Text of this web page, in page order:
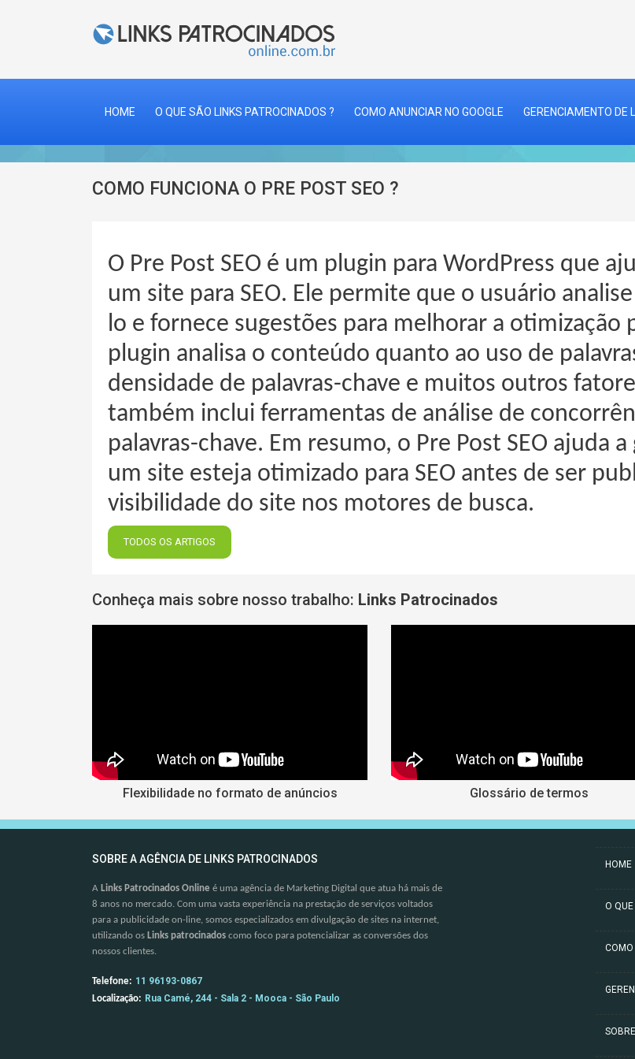
HOME O QUE SÃO LINKS PATROCINADOS ? COMO ANUNCIAR NO GOOGLE GERENCIAMENTO DE
COMO FUNCIONA O PRE POST SEO ?
O Pre Post SEO é um plugin para WordPress que
um site para SEO. Ele permite que o usuário
lo e fornece sugestões para melhorar a otimização
plugin analisa o conteúdo quanto ao uso de
densidade de palavras-chave e muitos outros
também inclui ferramentas de análise de
palavras-chave. Em resumo, o Pre Post SEO ajuda
um site esteja otimizado para SEO antes de ser
visibilidade do site nos motores de busca.
TODOS OS ARTIGOS
Conheça mais sobre nosso trabalho: Links Patrocinados
Flexibilidade no formato de anúncios Glossário de termos
SOBRE A AGÊNCIA DE LINKS PATROCINADOS
A Links Patrocinados Online é uma agência de Marketing Digital que atua há mais de
8 anos no mercado. Com uma vasta experiência na prestação de serviços voltados
para a publicidade on-line, somos especializados em divulgação de sites na internet,
utilizando os Links patrocinados como foco para potencializar as conversões dos
nossos clientes.
Telefone: 11 96193-0867
Localização: Rua Camé, 244 - Sala 2 - Mooca - São Paulo
HOME
O QUE
COMO
SOBRE